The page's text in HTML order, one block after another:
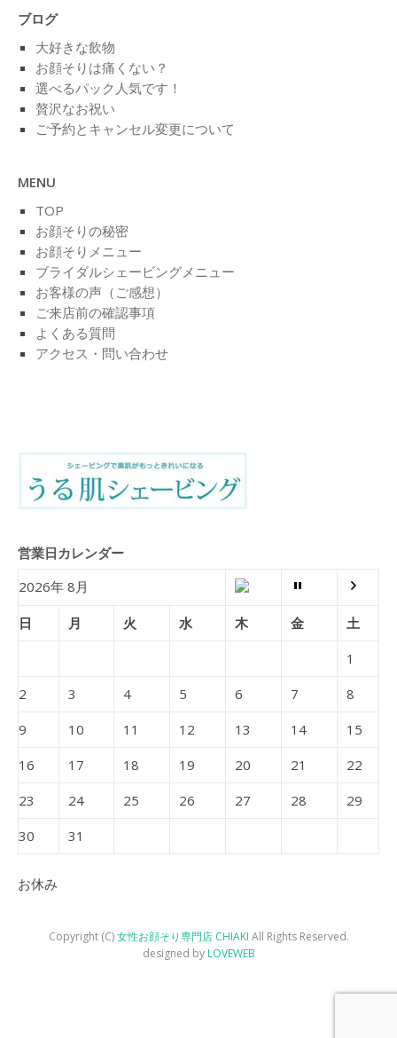
ブログ
大好きな飲物
お顔そりは痛くない？
選べるパック人気です！
贅沢なお祝い
ご予約とキャンセル変更について
MENU
TOP
お顔そりの秘密
お顔そりメニュー
ブライダルシェービングメニュー
お客様の声（ご感想）
ご来店前の確認事項
よくある質問
アクセス・問い合わせ
営業日カレンダー
2026年 8月
日 月 火 水 木 金
土
1
2
3 4 5 6 7
8
9
10 11 12 13 14
15
16
17 18 19 20 21
22
23
24 25 26 27 28
29
30
31
お休み
Copyright (C)女性お顔そり専門店 CHIAKI All Rights Reserved.
designed by LOVEWEB